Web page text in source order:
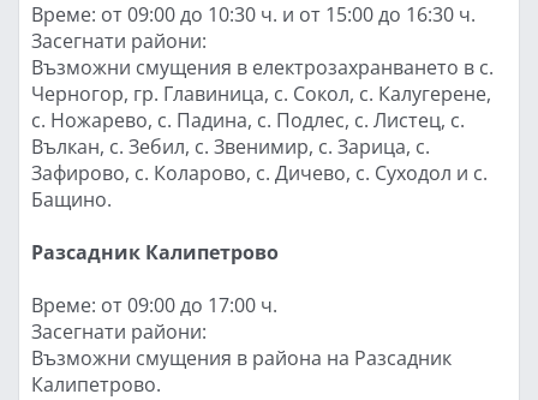
Време: от 09:00 до 10:30 ч. и от 15:00 до 16:30 ч.
Засегнати райони:
Възможни смущения в електрозахранването в с.
Черногор, гр. Главиница, с. Сокол, с. Калугерене,
с. Ножарево, с. Падина, с. Подлес, с. Листец, с.
Вълкан, с. Зебил, с. Звенимир, с. Зарица, с.
Зафирово, с. Коларово, с. Дичево, с. Суходол и с.
Бащино.
Разсадник Калипетрово
Време: от 09:00 до 17:00 ч.
Засегнати райони:
Възможни смущения в района на Разсадник
Калипетрово.